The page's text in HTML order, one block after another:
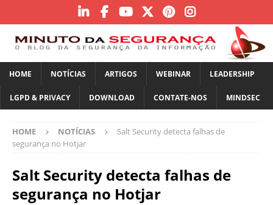
HOME NOTÍCIAS ARTIGOS WEBINAR LEADERSHIP
LGPD & PRIVACY DOWNLOAD CONTATE-NOS MINDSEC
HOME NOTÍCIAS
Salt Security detecta falhas de
segurança no Hotjar
Salt Security detecta falhas de
segurança no Hotjar